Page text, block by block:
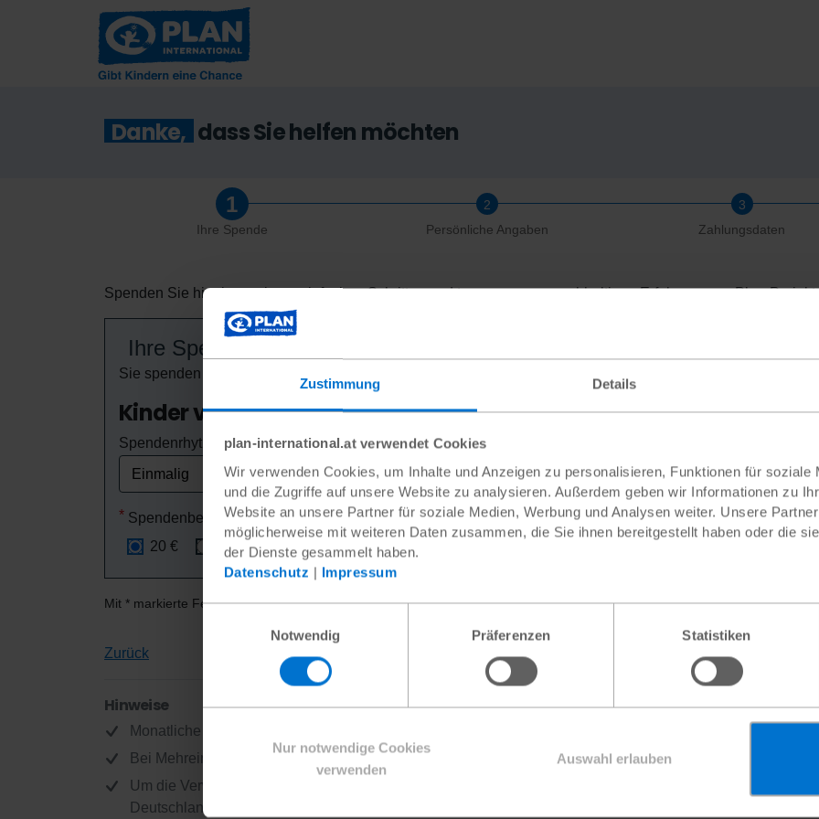
Zustimmung Details
plan-international.at verwendet Cookies
Wir verwenden Cookies, um Inhalte und Anzeigen zu personalisieren, Funktionen für soziale
und die Zugriffe auf unsere Website zu analysieren. Außerdem geben wir Informationen zu
Website an unsere Partner für soziale Medien, Werbung und Analysen weiter. Unsere
möglicherweise mit weiteren Daten zusammen, die Sie ihnen bereitgestellt haben oder die
der Dienste gesammelt haben.
Datenschutz | Impressum
Notwendig
Präferenzen Statistiken
Nur notwendige Cookies
verwenden
Auswahl erlauben
Danke, dass Sie helfen möchten
Ihre Spende Persönliche Angaben Zahlungsdaten
Spenden Sie hier in wenigen, einfachen Schritten und tragen so zum nachhaltigen Erfolg unserer Plan-
Ihre Spende
Sie spenden für das Projekt
Kinder vor Menschenhandel schützen
Spendenrhythmus
Spendenbetrag
20 €
50 € 100 € eigener Betrag
Mit * markierte Felder sind Pflichtfelder.
Zurück oder
Hinweise
Monatliche Spenden können jederzeit gekündigt werden.
Bei Mehreinnahmen werden die Spenden für andere dringende Plan-Projekte verwendet.
Um die Verwaltungskosten möglichst niedrig zu halten, gehört das Plan-Büro in Österreich zu Plan
Deutschland e.V. Ihre Spende ist natürlich auch in Österreich steuerlich absetzbar!